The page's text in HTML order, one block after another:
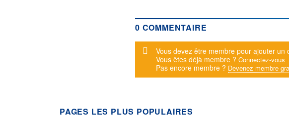
0 COMMENTAIRE
Message d'alerte
Vous devez être membre pour ajouter un
Vous êtes déjà membre ? Connectez-vous
Pas encore membre ? Devenez membre
PAGES LES PLUS POPULAIRES